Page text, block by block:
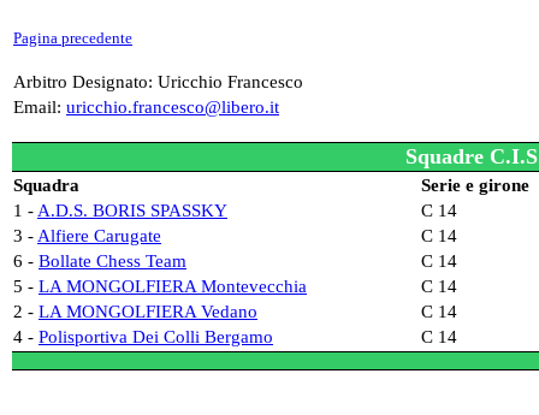
Pagina precedente
Arbitro Designato: Uricchio Francesco
Email: uricchio.francesco@libero.it
Squadre
Squadra
Serie e girone
1 - A.D.S. BORIS SPASSKY
C 14
3 - Alfiere Carugate
C 14
6 - Bollate Chess Team
C 14
5 - LA MONGOLFIERA Montevecchia
C 14
2 - LA MONGOLFIERA Vedano
C 14
4 - Polisportiva Dei Colli Bergamo C 14